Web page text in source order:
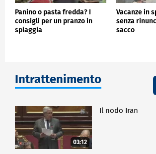
Panino o pasta fredda? I
consigli per un pranzo in
spiaggia
Vacanze in
senza
sacco
Intrattenimento
03:12
Il nodo Iran